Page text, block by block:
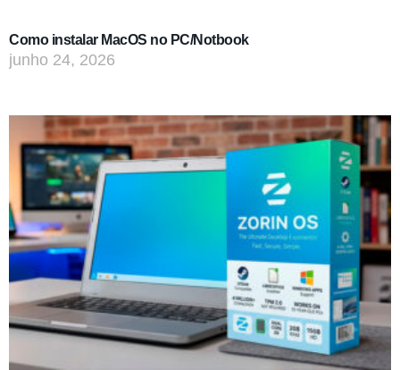
Como instalar MacOS no PC/Notbook
junho 24, 2026